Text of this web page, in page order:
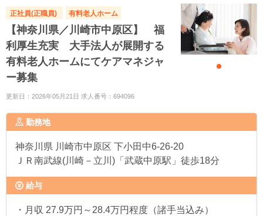
正社員(正職員) 有料老人ホーム
【神奈川県／川崎市中原区】 福
利厚生充実 大手法人が展開する
有料老人ホームにてケアマネジャ
ー募集
更新日：2026年05月21日 求人番号：694096
勤務地
神奈川県 川崎市中原区 下小田中6-26-20
ＪＲ南武線(川崎－立川)「武蔵中原駅」徒歩18分
給与
・月収 27.9万円～28.4万円程度（諸手当込み）